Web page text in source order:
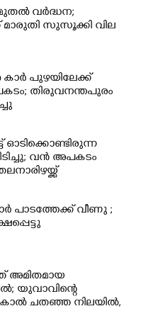
മുതല്‍ വര്‍ദ്ധന;
സുസൂക്കി വില
കാർ പുഴയിലേക്ക്
തിരുവനന്തപുരം
ഓടിക്കൊണ്ടിരുന്ന
വൻ അപകടം
പാടത്തേക്ക് വീണു ;
അമിതമായ
യുവാവിന്റെ
ചതഞ്ഞ നിലയിൽ,